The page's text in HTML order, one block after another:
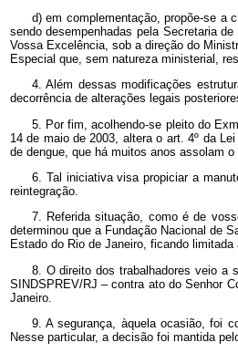
d) em complementação, propõe-se a
sendo desempenhadas pela Secretaria
Vossa Excelência, sob a direção do
Especial que, sem natureza ministerial,
4. Além dessas modificações
decorrência de alterações legais
5. Por fim, acolhendo-se pleito do
14 de maio de 2003, altera o art. 4º da
de dengue, que há muitos anos assolam o
6. Tal iniciativa visa propiciar a
reintegração.
7. Referida situação, como é de
determinou que a Fundação Nacional de
Estado do Rio de Janeiro, ficando
8. O direito dos trabalhadores veio a
SINDSPREV/RJ – contra ato do Senhor
Janeiro.
9. A segurança, àquela ocasião, foi
Nesse particular, a decisão foi mantida